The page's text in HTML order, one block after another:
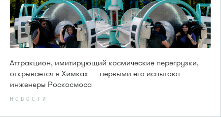
Аттракцион, имитирующий космические перегрузки,
открывается в Химках — первыми его испытают
инженеры Роскосмоса
НОВОСТИ